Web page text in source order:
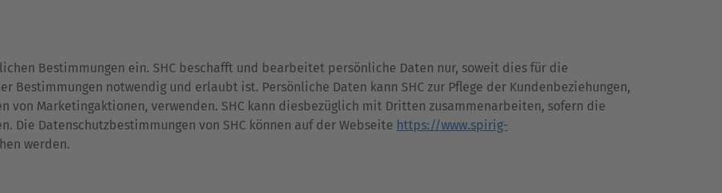
Bestimmungen ein. SHC beschafft und bearbeitet persönliche Daten nur, soweit dies für die
Bestimmungen notwendig und erlaubt ist. Persönliche Daten kann SHC zur Pflege der Kundenbeziehungen,
von Marketingaktionen, verwenden. SHC kann diesbezüglich mit Dritten zusammenarbeiten, sofern die
Die Datenschutzbestimmungen von SHC können auf der Webseite https://www.spirig-
werden.